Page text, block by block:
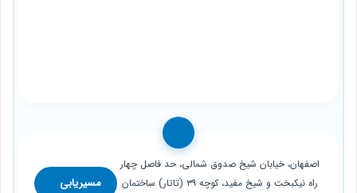
اصفهان، خیابان شیخ صدوق شمالی، حد فاصل چهار
راه نیکبخت و شیخ مفید، کوچه ۳۹ (تاتار) ساختمان
مسیریابی